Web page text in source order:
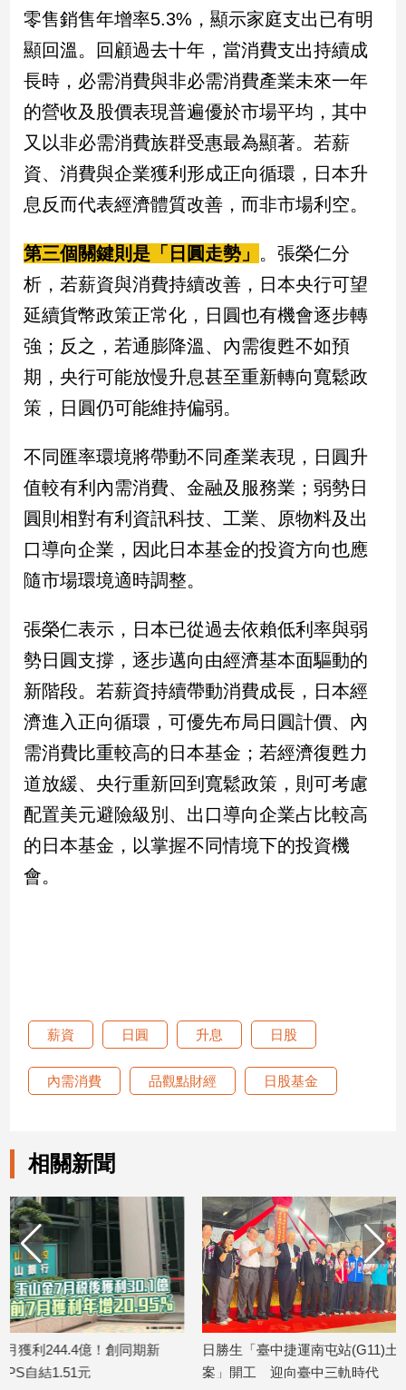
娛
樂
娛
星
聞
流
行/
尚
追
生
活
築/
室
內
設
計
旅
遊/
美
星
座/
理
消
費
健
康/
親
感
情
影
推
薦
科
戲
動
寵
物
Pet
影
音
專
零售銷售年增率5.3%，顯示家庭支出已有明
顯回溫。回顧過去十年，當消費支出持續成
長時，必需消費與非必需消費產業未來一年
的營收及股價表現普遍優於市場平均，其中
又以非必需消費族群受惠最為顯著。若薪
資、消費與企業獲利形成正向循環，日本升
息反而代表經濟體質改善，而非市場利空。
第三個關鍵則是「日圓走勢」 。張榮仁分
析，若薪資與消費持續改善，日本央行可望
延續貨幣政策正常化，日圓也有機會逐步轉
強；反之，若通膨降溫、內需復甦不如預
期，央行可能放慢升息甚至重新轉向寬鬆政
策，日圓仍可能維持偏弱。
不同匯率環境將帶動不同產業表現，日圓升
值較有利內需消費、金融及服務業；弱勢日
圓則相對有利資訊科技、工業、原物料及出
口導向企業，因此日本基金的投資方向也應
隨市場環境適時調整。
張榮仁表示，日本已從過去依賴低利率與弱
勢日圓支撐，逐步邁向由經濟基本面驅動的
新階段。若薪資持續帶動消費成長，日本經
濟進入正向循環，可優先布局日圓計價、內
需消費比重較高的日本基金；若經濟復甦力
道放緩、央行重新回到寬鬆政策，則可考慮
配置美元避險級別、出口導向企業占比較高
的日本基金，以掌握不同情境下的投資機
會。
薪資 日圓 升息 日股
內需消費 品觀點財經 日股基金
相關新聞
日勝生「臺中捷運南屯站(G11)土地開發
案」開工 迎向臺中三軌時代
金研院、集保、
TISA金融教育